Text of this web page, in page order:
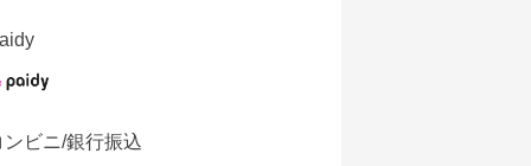
ンビニ/銀行振込